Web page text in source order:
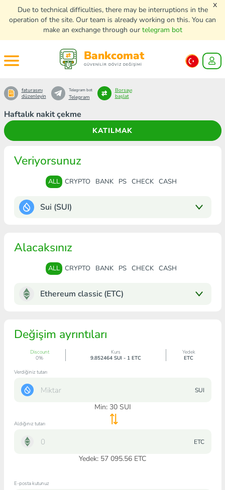
Due to technical difficulties, there may be interruptions in the
operation of the site. Our team is already working on this. You can
make an exchange through our telegram bot
x
Bankcomat
GÜVENİLİR DÖVİZ DEĞİŞİMİ
Haftalık nakit çekme
KATILMAK
faturasını
düzenleyin
Telegram bot
Telegram
Borsayı
başlat
Veriyorsunuz
ALL CRYPTO BANK PS CHECK CASH
Sui (SUI)
Alacaksınız
ALL CRYPTO BANK PS CHECK CASH
Ethereum classic (ETC)
Değişim ayrıntıları
Discount
0%
Kurs
9.852464 SUI - 1 ETC
Yedek
ETC
Verdiğiniz tutarı
SUI
Min: 30SUI
Aldığınız tutarı
ETC
Yedek: 57 095.56 ETC
E-posta kutunuz